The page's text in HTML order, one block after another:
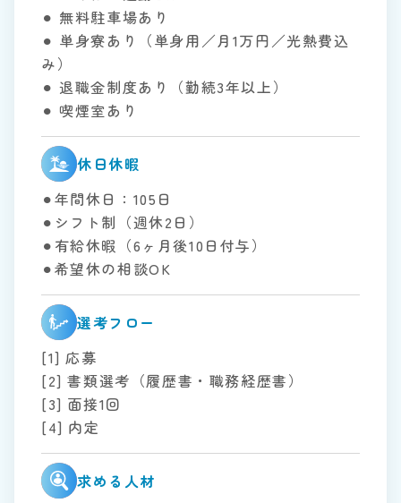
⚫︎ 無料駐車場あり
⚫︎ 単身寮あり（単身用／月1万円／光熱費込
み）
⚫︎ 退職金制度あり（勤続3年以上）
⚫︎ 喫煙室あり
休日休暇
⚫︎年間休日：105日
⚫︎シフト制（週休2日）
⚫︎有給休暇（6ヶ月後10日付与）
⚫︎希望休の相談OK
選考フロー
[1] 応募
[2] 書類選考（履歴書・職務経歴書）
[3] 面接1回
[4] 内定
求める人材